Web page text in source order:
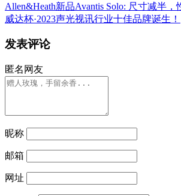
Allen&Heath新品Avantis Solo: 尺寸减半，
威达杯·2023声光视讯行业十佳品牌诞生！
发表评论
匿名网友
昵称
邮箱
网址